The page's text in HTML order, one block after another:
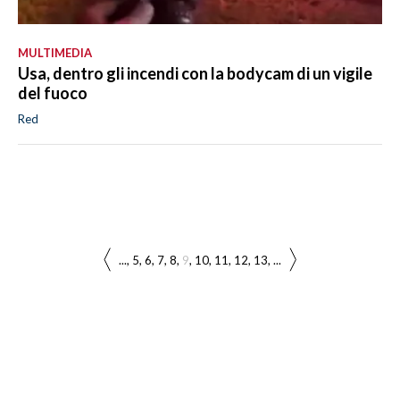
MULTIMEDIA
Usa, dentro gli incendi con la bodycam di un vigile
del fuoco
Red
... 5 6 7 8 9 10 11 12 13 ...